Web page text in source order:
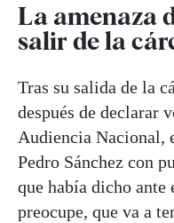
La amenaza
salir de la
Tras su salida de la
después de declarar
Audiencia Nacional,
Pedro Sánchez con
que había dicho ante
preocupe, que va a